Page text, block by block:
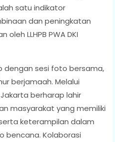
satu indikator
dan peningkatan
LLHPB PWA DKI
dengan sesi foto bersama,
berjamaah. Melalui
Jakarta berharap lahir
masyarakat yang memiliki
keterampilan dalam
bencana. Kolaborasi